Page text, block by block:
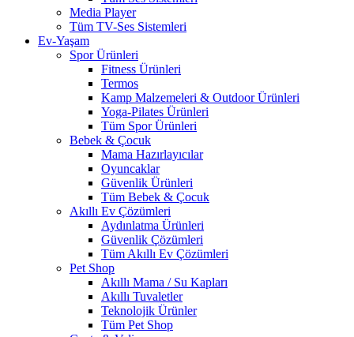
Media Player
Tüm TV-Ses Sistemleri
Ev-Yaşam
Spor Ürünleri
Fitness Ürünleri
Termos
Kamp Malzemeleri & Outdoor Ürünleri
Yoga-Pilates Ürünleri
Tüm Spor Ürünleri
Bebek & Çocuk
Mama Hazırlayıcılar
Oyuncaklar
Güvenlik Ürünleri
Tüm Bebek & Çocuk
Akıllı Ev Çözümleri
Aydınlatma Ürünleri
Güvenlik Çözümleri
Tüm Akıllı Ev Çözümleri
Pet Shop
Akıllı Mama / Su Kapları
Akıllı Tuvaletler
Teknolojik Ürünler
Tüm Pet Shop